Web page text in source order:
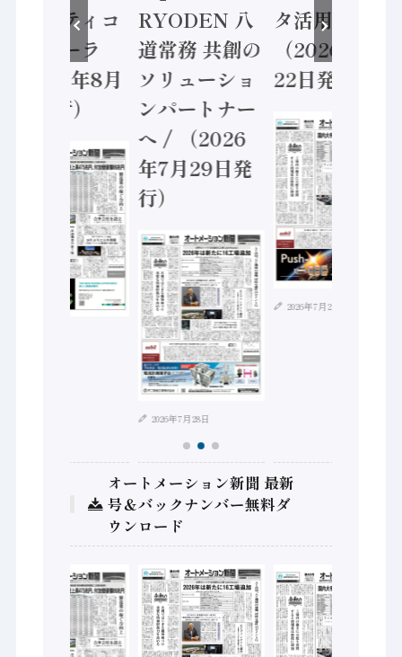
セーフティコ
ントローラ
（2026年8月
5日発行）
RYODEN 八
道常務 共創の
ソリューショ
ンパートナー
へ / （2026
年7月29日発
行）
2026年7月28日
タ活用 など
（2026年7月
22日発行）
2026年7月21日
オートメーション新聞 最新
号＆バックナンバー無料ダ
ウンロード